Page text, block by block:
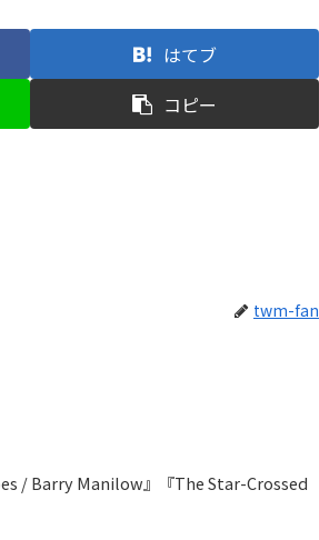
はてブ
コピー
twm-fan
/ Barry Manilow』『The Star-Crossed